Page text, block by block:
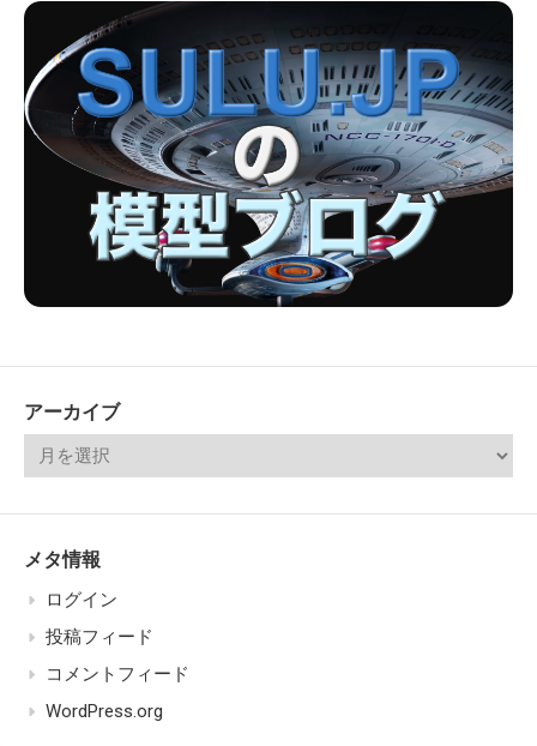
アーカイブ
メタ情報
ログイン
投稿フィード
コメントフィード
WordPress.org